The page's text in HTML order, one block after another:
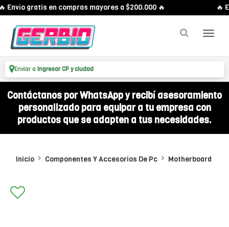
gratis en compras mayores a $200.000 🔥 🔥
Enviar a Ingresar CP y ciudad
Contáctanos por WhatsApp y recibí asesoramiento
personalizado para equipar a tu empresa con
productos que se adapten a tus necesidades.
Inicio Componentes Y Accesorios De Pc Motherboard